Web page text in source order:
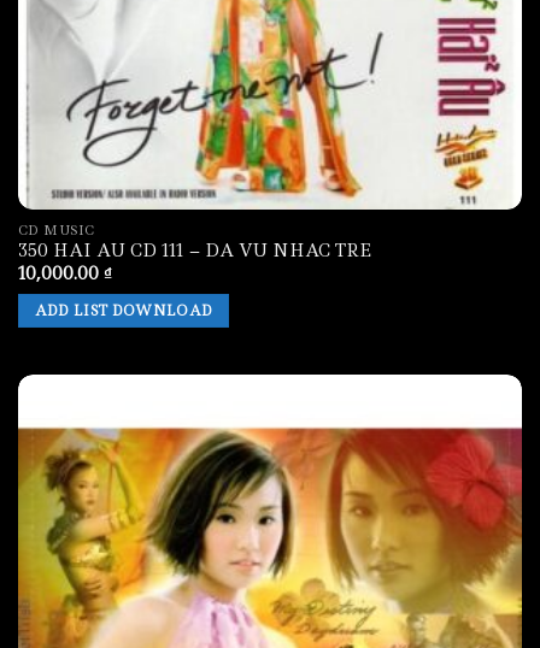
CD MUSIC
350 HAI AU CD 111 – DA VU NHAC TRE
10,000.00 ₫
ADD LIST DOWNLOAD